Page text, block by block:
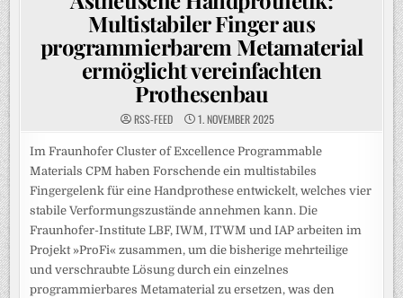
Multistabiler Finger aus
programmierbarem Metamaterial
ermöglicht vereinfachten
Prothesenbau
RSS-FEED 1. NOVEMBER 2025
Im Fraunhofer Cluster of Excellence Programmable
Materials CPM haben Forschende ein multistabiles
Fingergelenk für eine Handprothese entwickelt, welches vier
stabile Verformungszustände annehmen kann. Die
Fraunhofer-Institute LBF, IWM, ITWM und IAP arbeiten im
Projekt »ProFi« zusammen, um die bisherige mehrteilige
und verschraubte Lösung durch ein einzelnes
programmierbares Metamaterial zu ersetzen, was den